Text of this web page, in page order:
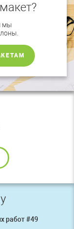
мы
работ #49